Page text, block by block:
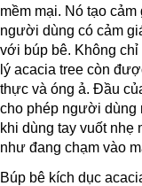
mềm mại. Nó tạo
người dùng có cảm
với búp bê. Không
lý acacia tree còn
thực và óng ả. Đầu
cho phép người dùng
khi dùng tay vuốt nhẹ
như đang chạm vào
Búp bê kích dục